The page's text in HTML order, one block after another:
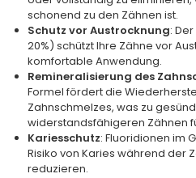
schonend zu den Zähnen ist.
Schutz vor Austrocknung:
20%) schützt Ihre Zähne vor
komfortable Anwendung.
Remineralisierung des
Formel fördert die
Zahnschmelzes, was zu
widerstandsfähigeren Zähnen
Kariesschutz: Fluoridionen im
Risiko von Karies während der
reduzieren.